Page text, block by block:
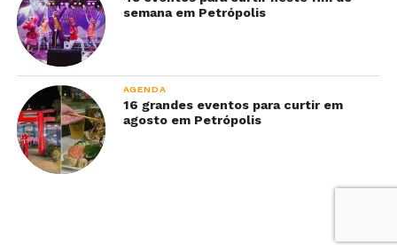
semana em Petrópolis
AGENDA
16 grandes eventos para curtir em
agosto em Petrópolis